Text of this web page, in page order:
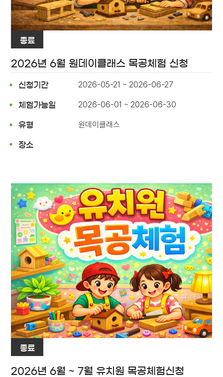
종료
2026년 6월 원데이클래스 목공체험 신청
신청기간 2026-05-21 ~ 2026-06-27
체험가능일 2026-06-01 ~ 2026-06-30
유형 원데이클래스
장소
종료
2026년 6월 ~ 7월 유치원 목공체험신청